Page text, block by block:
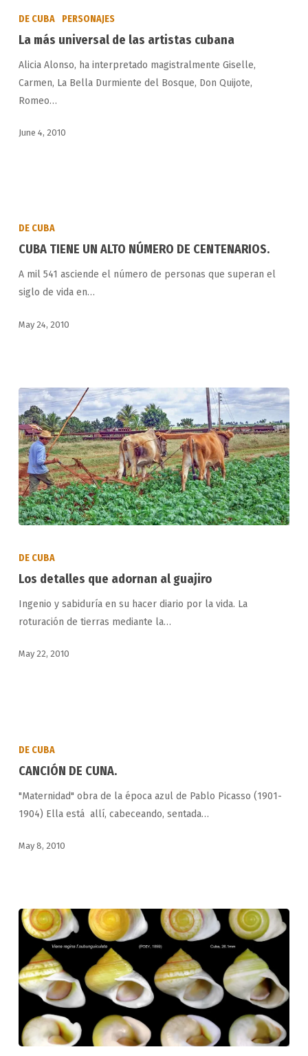
de
las
artistas
cubana
DE CUBA PERSONAJES
La más universal de las artistas cubana
Alicia Alonso, ha interpretado magistralmente Giselle,
Carmen, La Bella Durmiente del Bosque, Don Quijote,
Romeo…
June 4, 2010
ALTO
NÚMERO
DE
DE CUBA
CUBA TIENE UN ALTO NÚMERO DE CENTENARIOS.
A mil 541 asciende el número de personas que superan el
siglo de vida en…
May 24, 2010
adornan
al
guajiro
DE CUBA
Los detalles que adornan al guajiro
Ingenio y sabiduría en su hacer diario por la vida. La
roturación de tierras mediante la…
May 22, 2010
DE CUBA
CANCIÓN DE CUNA.
"Maternidad" obra de la época azul de Pablo Picasso (1901-
1904) Ella está allí, cabeceando, sentada…
May 8, 2010